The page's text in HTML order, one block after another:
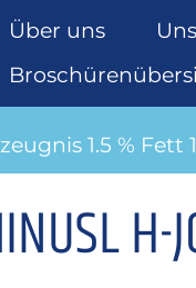
Über uns
1.5 % Fett
H-